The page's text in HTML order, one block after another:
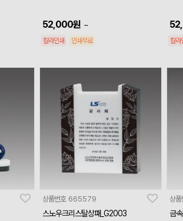
52,000원 ~
칼라인쇄 인쇄무료 칼라
상품번호 665579
스노우크리스탈상패_G2003
상
금